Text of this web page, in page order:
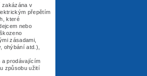
zakázána v
přepětím
které
nebo
zásadami,
ohýbání atd.),
a prodávajícím
způsobu užití